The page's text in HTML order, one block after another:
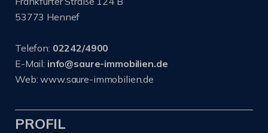
53773 Hennef
Telefon: 02242/4900
E-Mail: info@saure-immobilien.de
Web: www.saure-immobilien.de
PROFIL